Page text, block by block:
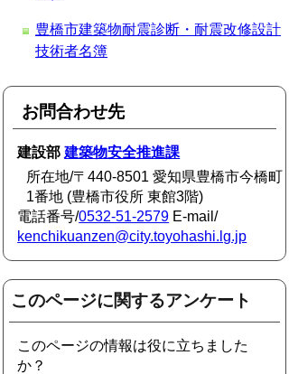
豊橋市建築物耐震診断・耐震改修設計
技術者名簿
お問合わせ先
建設部建築物安全推進課
所在地/〒440-8501 愛知県豊橋市今橋町
1番地 (豊橋市役所 東館3階)
電話番号/0532-51-2579 E-mail/
kenchikuanzen@city.toyohashi.lg.jp
このページに関するアンケート
このページの情報は役に立ちました
か？